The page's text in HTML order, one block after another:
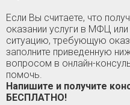
Если Вы считаете, что
оказании услуги в МФЦ
ситуацию, требующую
заполните приведенную
вопросом в онлайн-
помочь.
Напишите и получите
БЕСПЛАТНО!